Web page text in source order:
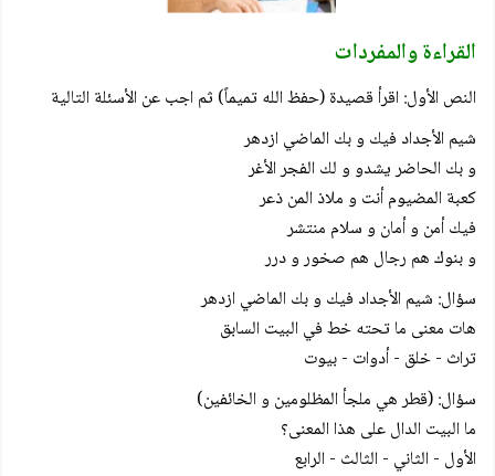
القراءة والمفردات
النص الأول: اقرأ قصيدة (حفظ الله تميماً) ثم اجب عن الأسئلة التالية
شيم الأجداد فيك و بك الماضي ازدهر
و بك الحاضر يشدو و لك الفجر الأغر
كعبة المضيوم أنت و ملاذ المن ذعر
فيك أمن و أمان و سلام منتشر
و بنوك هم رجال هم صخور و درر
سؤال: شيم الأجداد فيك و بك الماضي ازدهر
هات معنى ما تحته خط في البيت السابق
تراث - خلق - أدوات - بيوت
سؤال: (قطر هي ملجأ المظلومين و الخائفين)
ما البيت الدال على هذا المعنى؟
الأول - الثاني - الثالث - الرابع